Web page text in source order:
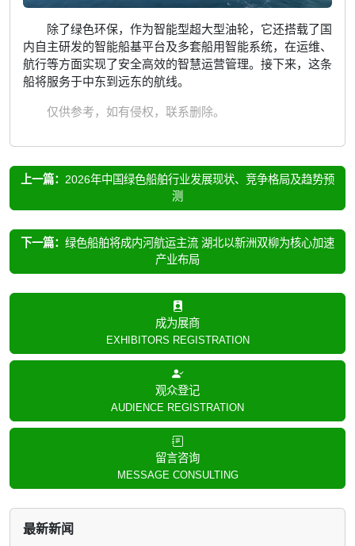
成为展商
EXHIBITORS REGISTRATION
观众登记
AUDIENCE REGISTRATION
留言咨询
MESSAGE CONSULTING
最新新闻
除了绿色环保，作为智能型超大型油轮，它还搭载了国
内自主研发的智能船基平台及多套船用智能系统，在运维、
航行等方面实现了安全高效的智慧运营管理。接下来，这条
船将服务于中东到远东的航线。
仅供参考，如有侵权，联系删除。
上一篇： 2026年中国绿色船舶行业发展现状、竞争格局及趋势预
测
下一篇： 绿色船舶将成内河航运主流 湖北以新洲双柳为核心加速
产业布局